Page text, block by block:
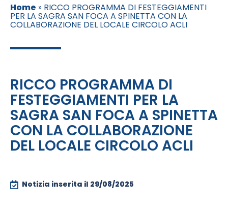
Home » RICCO PROGRAMMA DI FESTEGGIAMENTI
PER LA SAGRA SAN FOCA A SPINETTA CON LA
COLLABORAZIONE DEL LOCALE CIRCOLO ACLI
RICCO PROGRAMMA DI
FESTEGGIAMENTI PER LA
SAGRA SAN FOCA A SPINETTA
CON LA COLLABORAZIONE
DEL LOCALE CIRCOLO ACLI
Notizia inserita il 29/08/2025